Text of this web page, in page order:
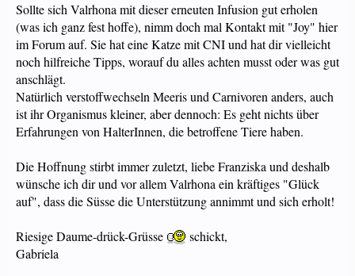
Sollte sich Valrhona mit dieser erneuten Infusion gut erholen
(was ich ganz fest hoffe), nimm doch mal Kontakt mit "Joy" hier
im Forum auf. Sie hat eine Katze mit CNI und hat dir vielleicht
noch hilfreiche Tipps, worauf du alles achten musst oder was gut
anschlägt.
Natürlich verstoffwechseln Meeris und Carnivoren anders, auch
ist ihr Organismus kleiner, aber dennoch: Es geht nichts über
Erfahrungen von HalterInnen, die betroffene Tiere haben.
Die Hoffnung stirbt immer zuletzt, liebe Franziska und deshalb
wünsche ich dir und vor allem Valrhona ein kräftiges "Glück
auf", dass die Süsse die Unterstützung annimmt und sich erholt!
Riesige Daume-drück-Grüsse
schickt,
Gabriela